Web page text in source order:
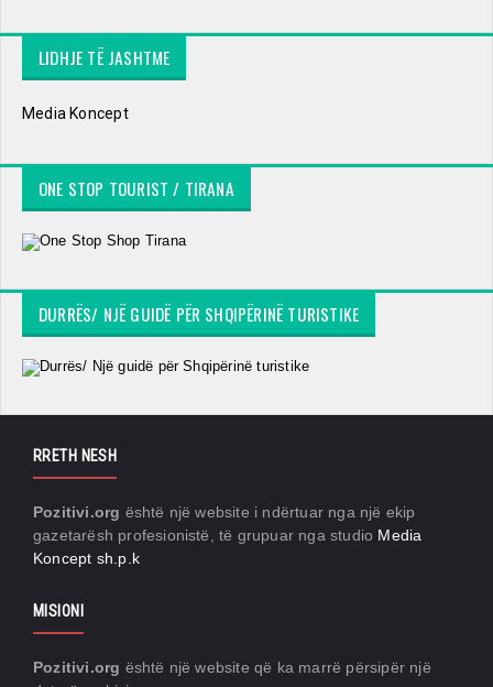
LIDHJE TË JASHTME
Media Koncept
ONE STOP TOURIST / TIRANA
DURRËS/ NJË GUIDË PËR SHQIPËRINË TURISTIKE
RRETH NESH
Pozitivi.org është një website i ndërtuar nga një ekip
gazetarësh profesionistë, të grupuar nga studio Media
Koncept sh.p.k
MISIONI
Pozitivi.org është një website që ka marrë përsipër një